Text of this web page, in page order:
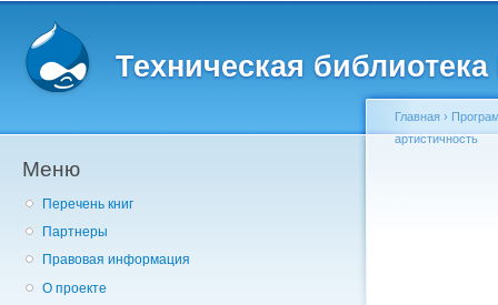
Техническая
Меню
Перечень книг
Партнеры
Правовая информация
О проекте
Главная ›
артистичность